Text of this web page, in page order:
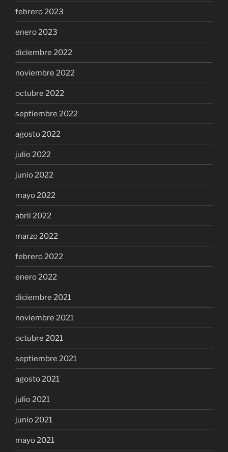
febrero 2023
enero 2023
diciembre 2022
noviembre 2022
octubre 2022
septiembre 2022
agosto 2022
julio 2022
junio 2022
mayo 2022
abril 2022
marzo 2022
febrero 2022
enero 2022
diciembre 2021
noviembre 2021
octubre 2021
septiembre 2021
agosto 2021
julio 2021
junio 2021
mayo 2021